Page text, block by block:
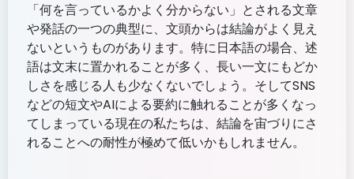
「何を言っているかよく分からない」とされる文章
や発話の一つの典型に、文頭からは結論がよく見え
ないというものがあります。特に日本語の場合、述
語は文末に置かれることが多く、長い一文にもどか
しさを感じる人も少なくないでしょう。そしてSNS
などの短文やAIによる要約に触れることが多くなっ
てしまっている現在の私たちは、結論を宙づりにさ
れることへの耐性が極めて低いかもしれません。